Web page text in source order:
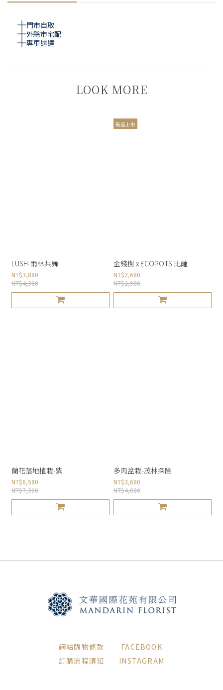
門市自取
外縣市宅配
專車送達
LOOK MORE
LUSH-雨林共舞
NT$3,880
NT$4,300
新品上市
金錢樹 x ECOPOTS 比薩
NT$2,680
NT$2,980
蘭花落地植栽-紫
NT$6,580
NT$7,300
多肉盆栽-茂林探險
NT$3,680
NT$4,080
網站購物條款
訂購流程須知
FACEBOOK
INSTAGRAM